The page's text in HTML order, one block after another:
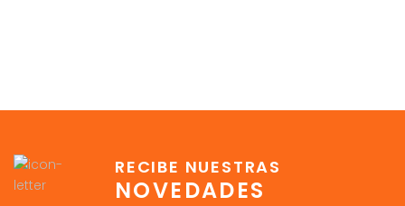
RECIBE NUESTRAS
NOVEDADES